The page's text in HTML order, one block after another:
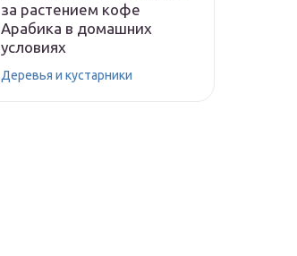
за растением кофе
Арабика в домашних
условиях
Деревья и кустарники